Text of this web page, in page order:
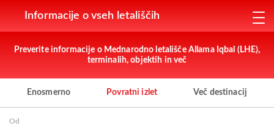
Informacije o vseh letališčih
Preverite informacije o Mednarodno letališče Allama Iqbal (LHE),
terminalih, objektih in več
Enosmerno Povratni izlet Več destinacij
Od